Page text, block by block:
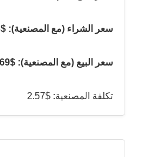
سعر الشراء (مع المصنعية): $34.66
سعر البيع (مع المصنعية): $35.69
تكلفة المصنعية: $2.57